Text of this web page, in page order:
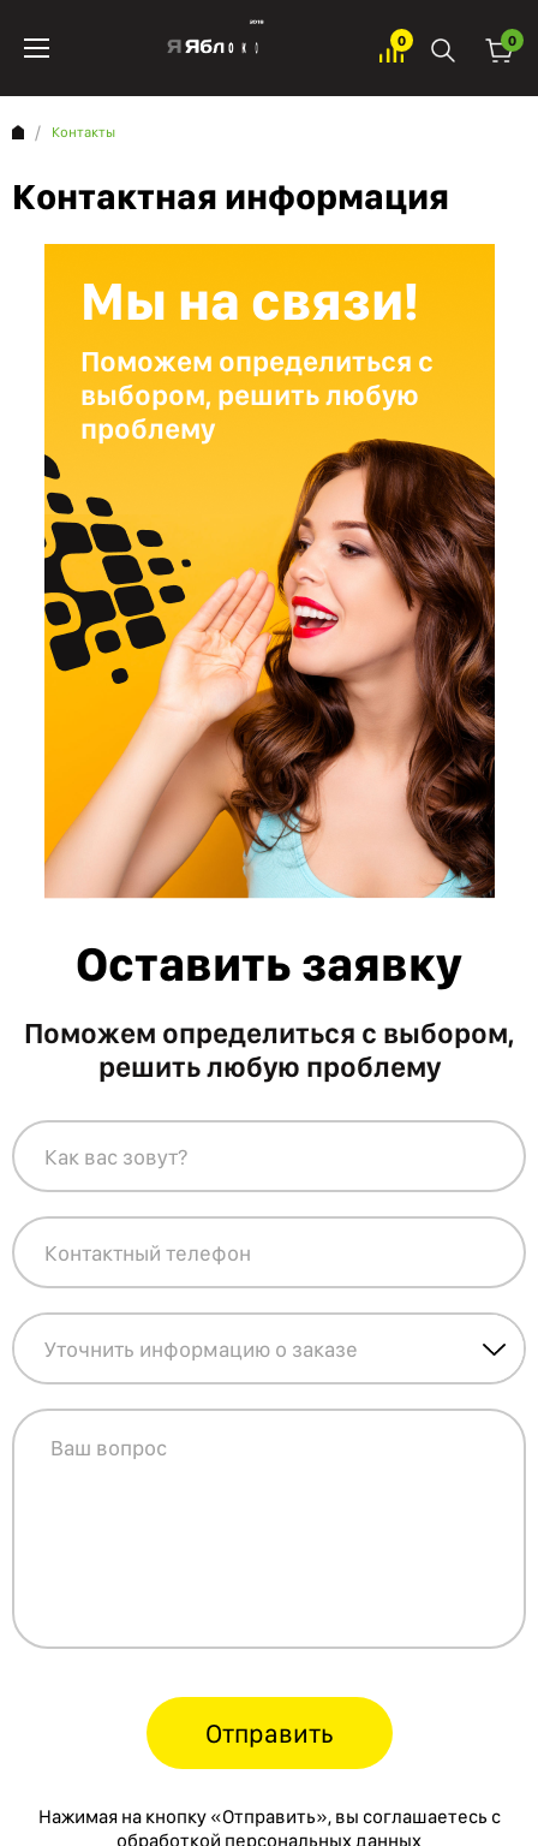
0 0
Контакты
Контактная информация
Мы на связи!
Поможем определиться с
выбором, решить любую
проблему
Оставить заявку
Поможем определиться с выбором,
решить любую проблему
Отправить
Нажимая на кнопку «Отправить», вы соглашаетесь с
обработкой персональных данных